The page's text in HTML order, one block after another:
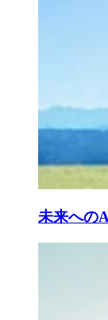
未来への